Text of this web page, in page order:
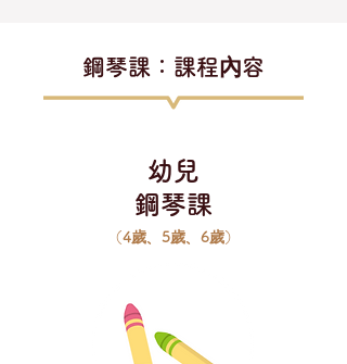
鋼琴課：課程內容
幼兒
​鋼琴課
（4歲、5歲、6歲）